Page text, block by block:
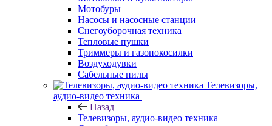
Мотобуры
Насосы и насосные станции
Снегоуборочная техника
Тепловые пушки
Триммеры и газонокосилки
Воздуходувки
Сабельные пилы
Телевизоры,
аудио-видео техника
Назад
Телевизоры, аудио-видео техника